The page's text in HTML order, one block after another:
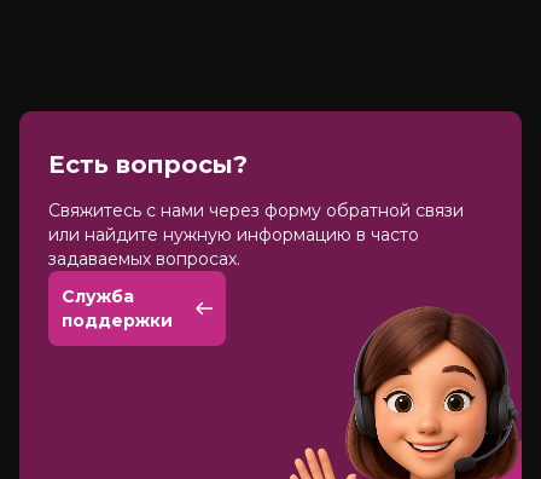
Есть вопросы?
Cвяжитесь с нами через форму обратной связи
или найдите нужную информацию в часто
задаваемых вопросах.
Служба
поддержки